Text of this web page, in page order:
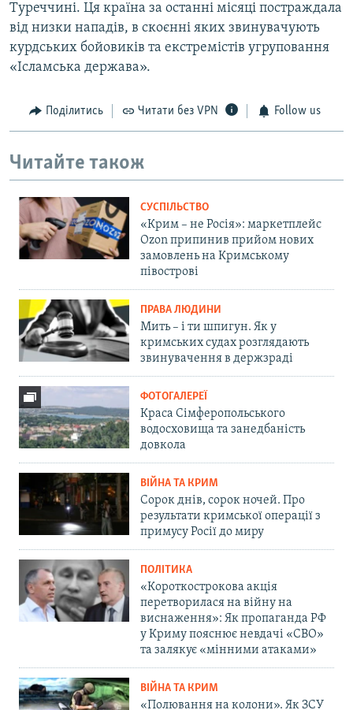
Туреччині. Ця країна за останні місяці постраждала
від низки нападів, в скоєнні яких звинувачують
курдських бойовиків та екстремістів угруповання
«Ісламська держава».
Поділитись Читати без VPN Follow us
Читайте також
СУСПІЛЬСТВО
«Крим – не Росія»: маркетплейс
Ozon припинив прийом нових
замовлень на Кримському
півострові
ПРАВА ЛЮДИНИ
Мить – і ти шпигун. Як у
кримських судах розглядають
звинувачення в держзраді
ФОТОГАЛЕРЕЇ
Краса Сімферопольського
водосховища та занедбаність
довкола
ВІЙНА ТА КРИМ
Сорок днів, сорок ночей. Про
результати кримської операції з
примусу Росії до миру
ПОЛІТИКА
«Короткострокова акція
перетворилася на війну на
виснаження»: Як пропаганда РФ
у Криму пояснює невдачі «СВО»
та залякує «мінними атаками»
ВІЙНА ТА КРИМ
«Полювання на колони». Як ЗСУ